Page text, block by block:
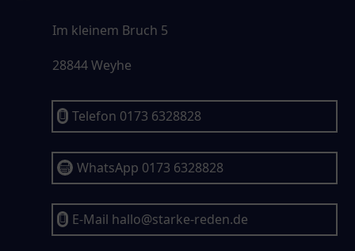
Im kleinem Bruch 5
28844 Weyhe
 Telefon 0173 6328828
 WhatsApp 0173 6328828
 E-Mail hallo@starke-reden.de